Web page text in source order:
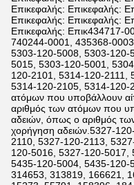
Επικεφαλής: Επικεφαλής:
Επικεφαλής: Επικεφαλής:
Επικεφαλής: Επικ434717-
740244-0001, 435368-
5303-120-5008, 5303-120-
5015, 5303-120-5001,
120-2101, 5314-120-2111,
5314-120-2105, 5314-120-
ατόμων που υποβάλλουν
αριθμός των ατόμων που
αδειών, όπως ο αριθμός
χορήγηση αδειών.5327-
2110, 5327-120-2113,
120-5016, 5327-120-5017,
5435-120-5004, 5435-120-
314653, 313819, 166621,